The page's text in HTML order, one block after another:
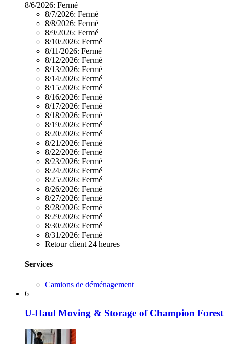
8/6/2026: Fermé
8/7/2026: Fermé
8/8/2026: Fermé
8/9/2026: Fermé
8/10/2026: Fermé
8/11/2026: Fermé
8/12/2026: Fermé
8/13/2026: Fermé
8/14/2026: Fermé
8/15/2026: Fermé
8/16/2026: Fermé
8/17/2026: Fermé
8/18/2026: Fermé
8/19/2026: Fermé
8/20/2026: Fermé
8/21/2026: Fermé
8/22/2026: Fermé
8/23/2026: Fermé
8/24/2026: Fermé
8/25/2026: Fermé
8/26/2026: Fermé
8/27/2026: Fermé
8/28/2026: Fermé
8/29/2026: Fermé
8/30/2026: Fermé
8/31/2026: Fermé
Retour client 24 heures
Services
Camions de déménagement
6
U-Haul Moving & Storage of Champion Forest